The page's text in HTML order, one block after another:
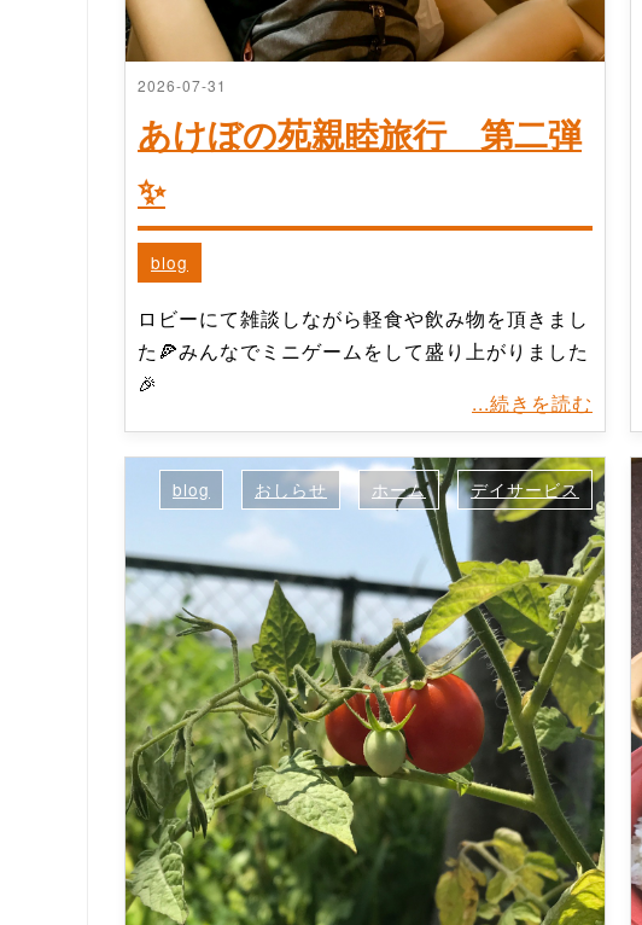
2026-07-31
あけぼの苑親睦旅行 第二弾
✨
blog
ロビーにて雑談しながら軽食や飲み物を頂きまし
た🍕みんなでミニゲームをして盛り上がりました
🎉
...続きを読む
blog おしらせ ホーム デイサービス